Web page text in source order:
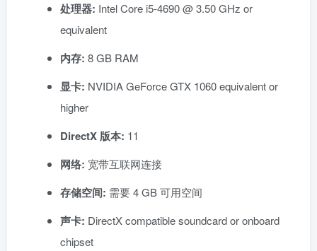
处理器: Intel Core i5-4690 @ 3.50 GHz or
equivalent
内存: 8 GB RAM
显卡: NVIDIA GeForce GTX 1060 equivalent or
higher
DirectX 版本: 11
网络: 宽带互联网连接
存储空间: 需要 4 GB 可用空间
声卡: DirectX compatible soundcard or onboard
chipset